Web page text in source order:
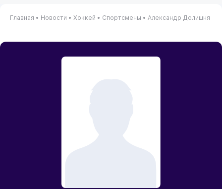
Главная • Новости • Хоккей • Спортсмены • Александр Долишня